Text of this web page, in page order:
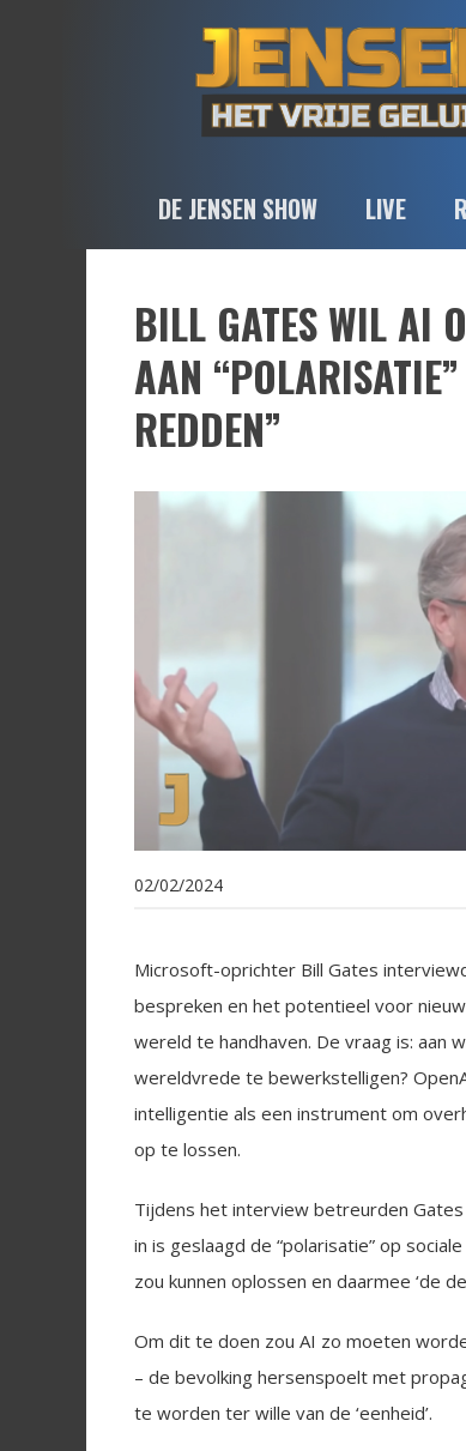
DE JENSEN SHOW LIVE
BILL GATES WIL AI
AAN
REDDEN”
02/02/2024
Microsoft-oprichter Bill Gates
bespreken en het potentieel voor
wereld te handhaven. De vraag is: aan
wereldvrede te bewerkstelligen?
intelligentie als een instrument om
op te lossen.
Tijdens het interview betreurden
in is geslaagd de “polarisatie” op
zou kunnen oplossen en daarmee ‘de
Om dit te doen zou AI zo moeten
– de bevolking hersenspoelt met
te worden ter wille van de ‘eenheid’.